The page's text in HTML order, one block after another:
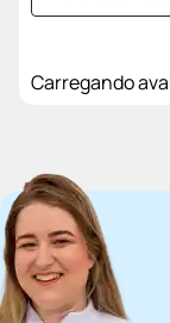
Carregando